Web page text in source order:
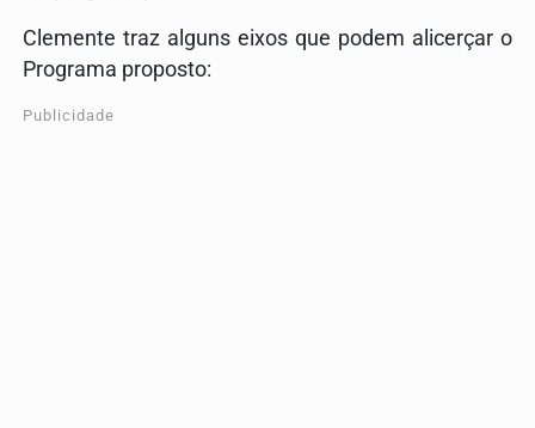
Clemente traz alguns eixos que podem alicerçar o
Programa proposto:
Publicidade